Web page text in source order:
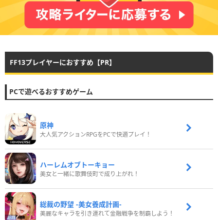
FF13プレイヤーにおすすめ【PR】
PCで遊べるおすすめゲーム
原神
大人気アクションRPGをPCで快適プレイ！
ハーレムオブトーキョー
美女と一緒に歌舞伎町で成り上がれ！
総裁の野望 -美女養成計画-
美麗なキャラを引き連れて金融戦争を制覇しよう！